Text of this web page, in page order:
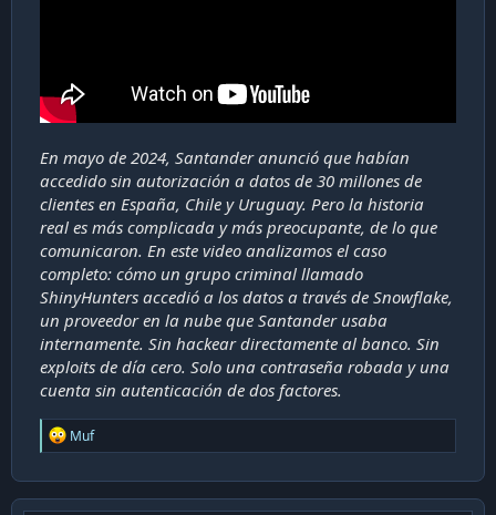
En mayo de 2024, Santander anunció que habían
accedido sin autorización a datos de 30 millones de
clientes en España, Chile y Uruguay. Pero la historia
real es más complicada y más preocupante, de lo que
comunicaron. En este video analizamos el caso
completo: cómo un grupo criminal llamado
ShinyHunters accedió a los datos a través de Snowflake,
un proveedor en la nube que Santander usaba
internamente. Sin hackear directamente al banco. Sin
exploits de día cero. Solo una contraseña robada y una
cuenta sin autenticación de dos factores.
R
e
c
t
Muf